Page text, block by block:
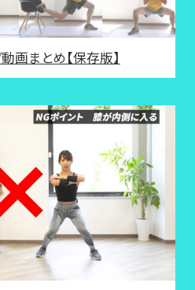
画まとめ【保存版】